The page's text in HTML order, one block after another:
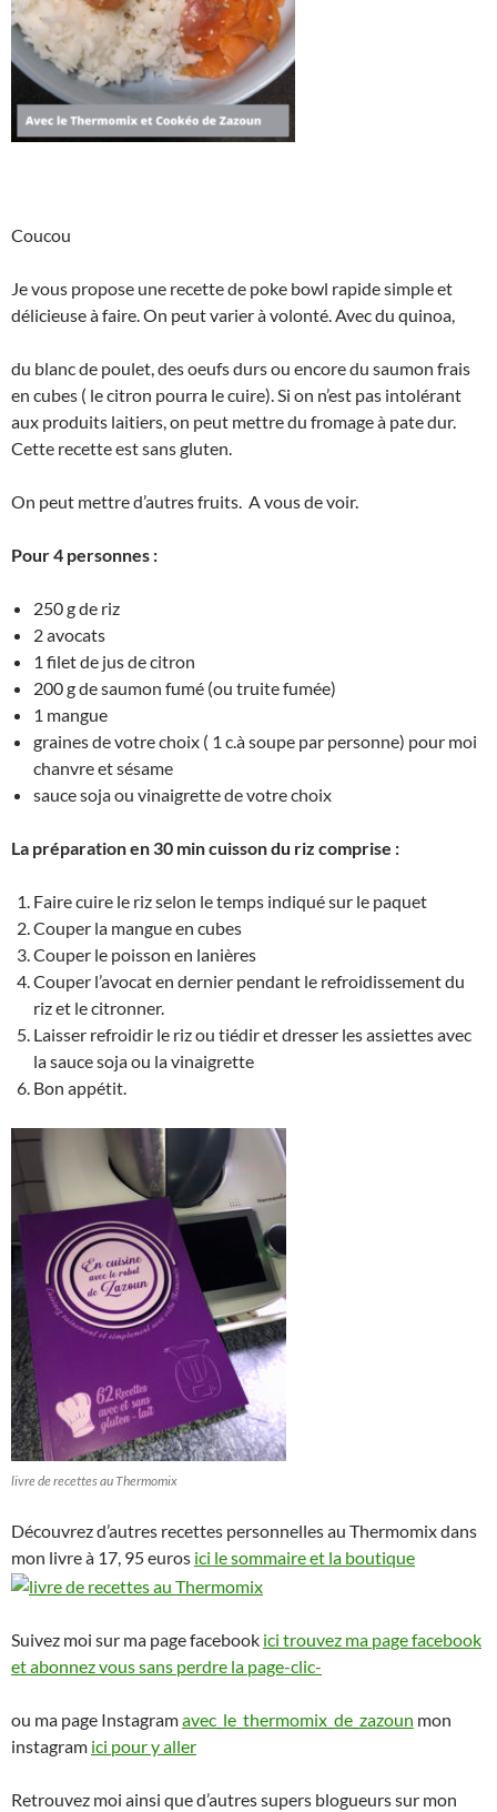
Coucou
Je vous propose une recette de poke bowl rapide simple et
délicieuse à faire. On peut varier à volonté. Avec du quinoa,
du blanc de poulet, des oeufs durs ou encore du saumon frais
en cubes ( le citron pourra le cuire). Si on n’est pas intolérant
aux produits laitiers, on peut mettre du fromage à pate dur.
Cette recette est sans gluten.
On peut mettre d’autres fruits. A vous de voir.
Pour 4 personnes :
250 g de riz
2 avocats
1 filet de jus de citron
200 g de saumon fumé (ou truite fumée)
1 mangue
graines de votre choix ( 1 c.à soupe par personne) pour moi
chanvre et sésame
sauce soja ou vinaigrette de votre choix
La préparation en 30 min cuisson du riz comprise :
Faire cuire le riz selon le temps indiqué sur le paquet
Couper la mangue en cubes
Couper le poisson en lanières
Couper l’avocat en dernier pendant le refroidissement du
riz et le citronner.
Laisser refroidir le riz ou tiédir et dresser les assiettes avec
la sauce soja ou la vinaigrette
Bon appétit.
livre de recettes au Thermomix
Découvrez d’autres recettes personnelles au Thermomix dans
mon livre à 17, 95 euros ici le sommaire et la boutique
Suivez moi sur ma page facebook ici trouvez ma page facebook
et abonnez vous sans perdre la page-clic-
ou ma page Instagramavec_le_thermomix_de_zazoun mon
instagram ici pour y aller
Retrouvez moi ainsi que d’autres supers blogueurs sur mon